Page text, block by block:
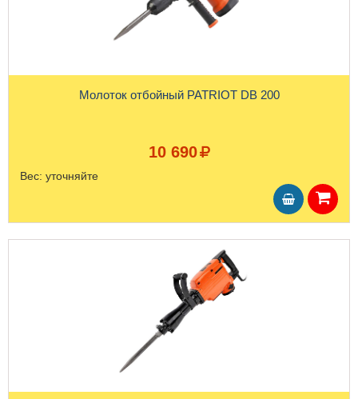
Молоток отбойный PATRIOT DB 200
10 690
Вес: уточняйте